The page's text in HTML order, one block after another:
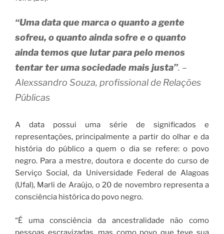
“Uma data que marca o quanto a gente
sofreu, o quanto ainda sofre e o quanto
ainda temos que lutar para pelo menos
tentar ter uma sociedade mais justa”. –
Alexssandro Souza, profissional de Relações
Públicas
A data possui uma série de significados e
representações, principalmente a partir do olhar e da
história do público a quem o dia se refere: o povo
negro. Para a mestre, doutora e docente do curso de
Serviço Social, da Universidade Federal de Alagoas
(Ufal), Marli de Araújo, o 20 de novembro representa a
consciência histórica do povo negro.
“É uma consciência da ancestralidade não como